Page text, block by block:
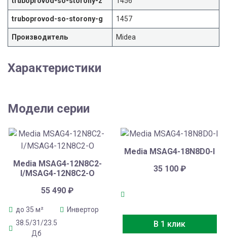
truboprovod-so-storony-g 1457
Производитель Midea
Характеристики
Модели серии
Media MSAG4-12N8C2-
I/MSAG4-12N8C2-O
55 490₽
до 35 м²
Инвертор
38.5/31/23.5
Дб
Media MSAG4-18N8D0-I
35 100 ₽
В 1 клик